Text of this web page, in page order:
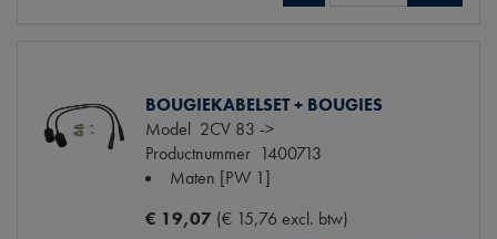
BOUGIEKABELSET + BOUGIES
Model 2CV 83 ->
Productnummer 1400713
Maten [PW 1]
€ 19,07 (€ 15,76 excl. btw)